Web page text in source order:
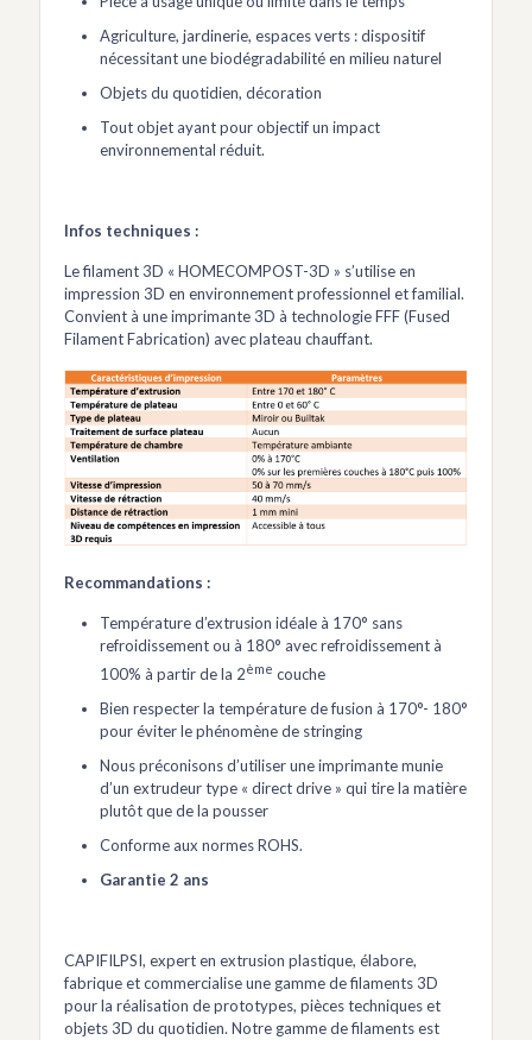
Agriculture, jardinerie, espaces verts : dispositif
nécessitant une biodégradabilité en milieu naturel
Objets du quotidien, décoration
Tout objet ayant pour objectif un impact
environnemental réduit.
Infos techniques :
Le filament 3D « HOMECOMPOST-3D » s’utilise en
impression 3D en environnement professionnel et familial.
Convient à une imprimante 3D à technologie FFF (Fused
Filament Fabrication) avec plateau chauffant.
Recommandations :
Température d’extrusion idéale à 170° sans
refroidissement ou à 180° avec refroidissement à
100% à partir de la 2ème couche
Bien respecter la température de fusion à 170°- 180°
pour éviter le phénomène de stringing
Nous préconisons d’utiliser une imprimante munie
d’un extrudeur type « direct drive » qui tire la matière
plutôt que de la pousser
Conforme aux normes ROHS.
Garantie 2 ans
CAPIFILPSI, expert en extrusion plastique, élabore,
fabrique et commercialise une gamme de filaments 3D
pour la réalisation de prototypes, pièces techniques et
objets 3D du quotidien. Notre gamme de filaments est